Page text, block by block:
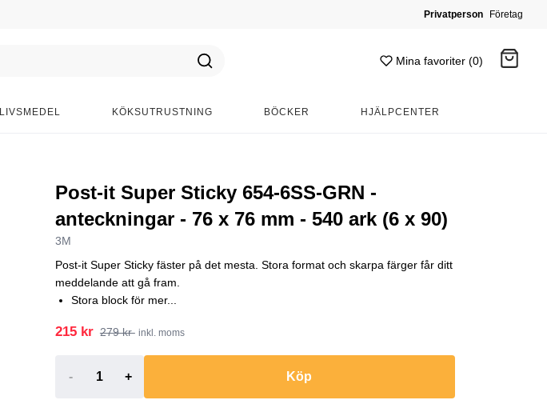
Privatperson Företag
Mina favoriter (0)
LIVSMEDEL KÖKSUTRUSTNING BÖCKER HJÄLPCENTER
Post-it Super Sticky 654-6SS-GRN -
anteckningar - 76 x 76 mm - 540 ark (6 x 90)
3M
Post-it Super Sticky fäster på det mesta. Stora format och skarpa färger får ditt
meddelande att gå fram.
Stora block för mer...
215 kr 279 kr inkl. moms
- + Köp